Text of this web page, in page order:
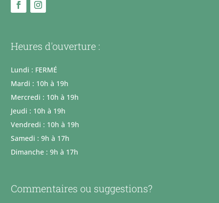
Heures d'ouverture :
Lundi : FERMÉ
Mardi : 10h à 19h
Mercredi : 10h à 19h
Jeudi : 10h à 19h
Vendredi : 10h à 19h
Samedi : 9h à 17h
Dimanche : 9h à 17h
Commentaires ou suggestions?